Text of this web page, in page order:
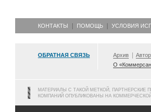
КОНТАКТЫ ПОМОЩЬ УСЛОВИЯ
ОБРАТНАЯ СВЯЗЬ Архив
О
МАТЕРИАЛЫ С ТАКОЙ МЕТКОЙ, ПАРТНЕРСКИЕ
КОМПАНИЙ ОПУБЛИКОВАНЫ НА